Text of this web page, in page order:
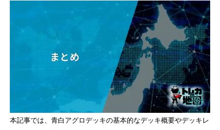
本記事では、青白アグロデッキの基本的なデッキ概要やデッキレ